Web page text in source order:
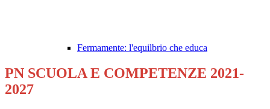
Fermamente: l'equilbrio che educa
PN SCUOLA E COMPETENZE 2021-
2027